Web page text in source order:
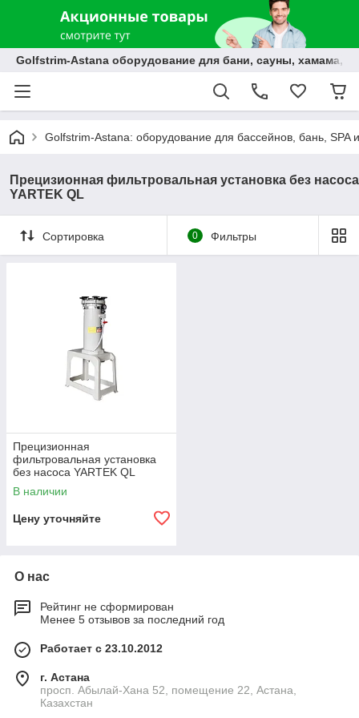
Golfstrim-Astana оборудование для бани, сауны, хамама,
Golfstrim-Astana: оборудование для бассейнов, бань, SPA
Прецизионная фильтровальная установка без насоса
YARTEK QL
Сортировка 0 Фильтры
Прецизионная
фильтровальная установка
без насоса YARTEK QL
В наличии
Цену уточняйте
О нас
Рейтинг не сформирован
Менее 5 отзывов за последний год
Работает с 23.10.2012
г. Астана
просп. Абылай-Хана 52, помещение 22, Астана,
Казахстан